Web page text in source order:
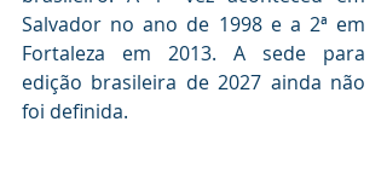
Salvador no ano de 1998 e a 2ª em
Fortaleza em 2013. A sede para
edição brasileira de 2027 ainda não
foi definida.